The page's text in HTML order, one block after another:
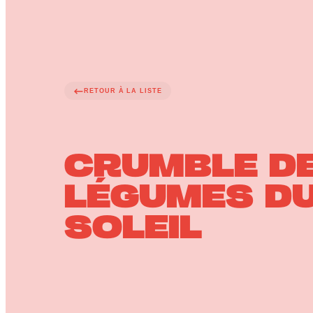
RETOUR À LA LISTE
CRUMBLE
LÉGUMES
SOLEIL